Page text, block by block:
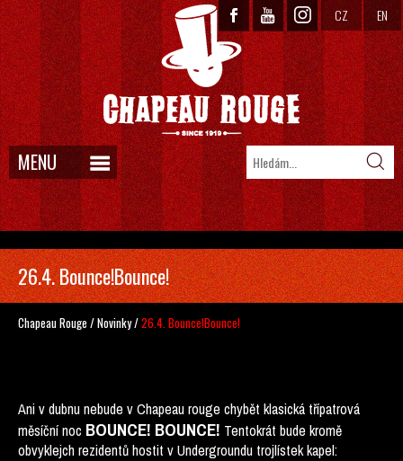
CZ EN
MENU
26.4. Bounce!Bounce!
Chapeau Rouge /Novinky/26.4. Bounce!Bounce!
Ani v dubnu nebude v Chapeau rouge chybět klasická třípatrová
měsíční noc BOUNCE! BOUNCE! Tentokrát bude kromě
obvyklejch rezidentů hostit v Undergroundu trojlístek kapel: